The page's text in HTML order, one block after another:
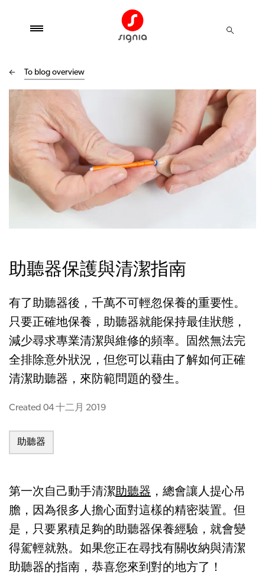
To blog overview
助聽器保護與清潔指南
有了助聽器後，千萬不可輕忽保養的重要性。
只要正確地保養，助聽器就能保持最佳狀態，
減少尋求專業清潔與維修的頻率。固然無法完
全排除意外狀況，但您可以藉由了解如何正確
清潔助聽器，來防範問題的發生。
Created 04 十二月 2019
助聽器
第一次自己動手清潔助聽器 ，總會讓人提心吊
膽，因為很多人擔心面對這樣的精密裝置。但
是，只要累積足夠的助聽器保養經驗，就會變
得駕輕就熟。如果您正在尋找有關收納與清潔
助聽器的指南，恭喜您來到對的地方了！